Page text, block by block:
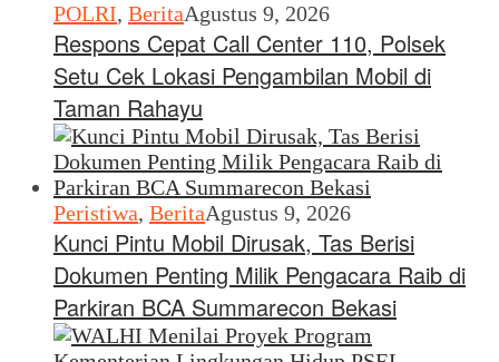
POLRI, BeritaAgustus 9, 2026
Respons Cepat Call Center 110, Polsek
Setu Cek Lokasi Pengambilan Mobil di
Taman Rahayu
Peristiwa, BeritaAgustus 9, 2026
Kunci Pintu Mobil Dirusak, Tas Berisi
Dokumen Penting Milik Pengacara Raib di
Parkiran BCA Summarecon Bekasi